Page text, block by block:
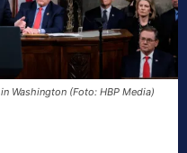
Washington (Foto: HBP Media)